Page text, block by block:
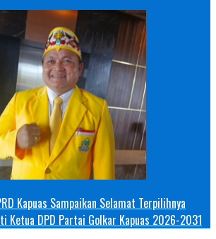
Kapuas Sampaikan Selamat Terpilihnya
Ketua DPD Partai Golkar Kapuas 2026-2031